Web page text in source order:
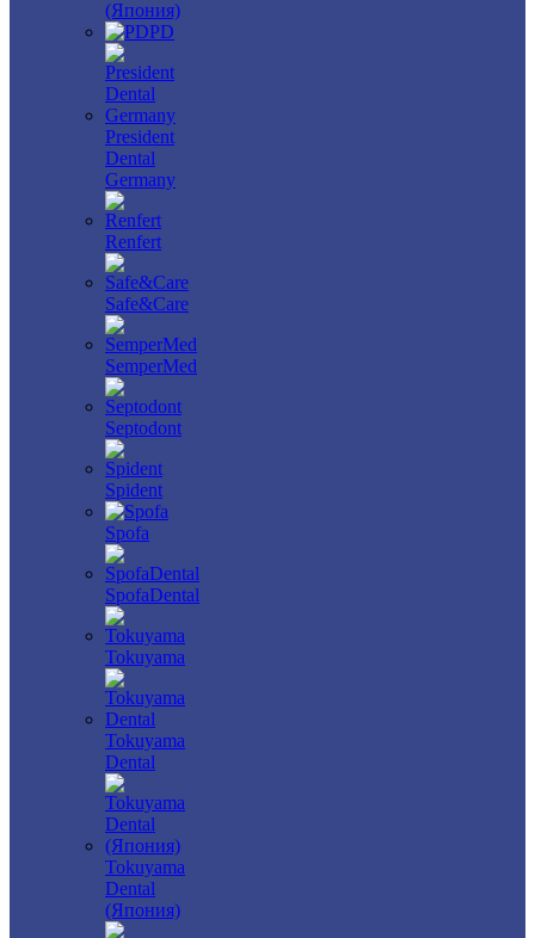
(Япония)
PD
President
Dental
Germany
Renfert
Safe&Care
SemperMed
Septodont
Spident
Spofa
SpofaDental
Tokuyama
Tokuyama
Dental
Tokuyama
Dental
(Япония)